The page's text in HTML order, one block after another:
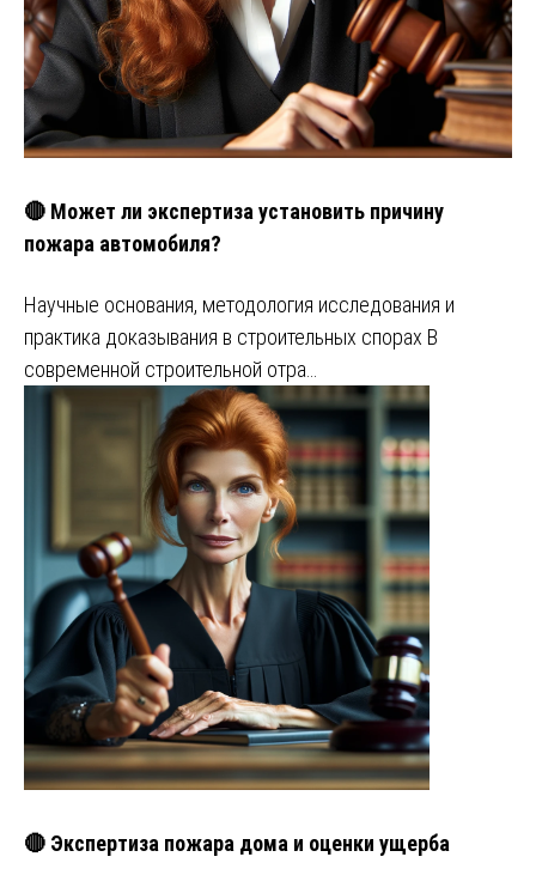
🔴 Может ли экспертиза установить причину
пожара автомобиля?
Научные основания, методология исследования и
практика доказывания в строительных спорах В
современной строительной отра…
🔴 Экспертиза пожара дома и оценки ущерба